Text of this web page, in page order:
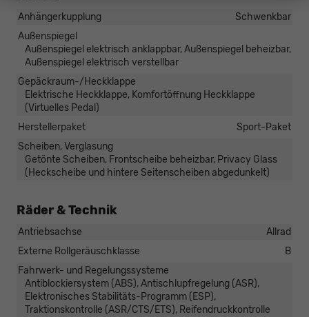
Anhängerkupplung
Schwenkbar
Außenspiegel
Außenspiegel elektrisch anklappbar, Außenspiegel beheizbar,
Außenspiegel elektrisch verstellbar
Gepäckraum-/Heckklappe
Elektrische Heckklappe, Komfortöffnung Heckklappe
(Virtuelles Pedal)
Herstellerpaket
Sport-Paket
Scheiben, Verglasung
Getönte Scheiben, Frontscheibe beheizbar, Privacy Glass
(Heckscheibe und hintere Seitenscheiben abgedunkelt)
Räder & Technik
Antriebsachse
Allrad
Externe Rollgeräuschklasse
B
Fahrwerk- und Regelungssysteme
Antiblockiersystem (ABS), Antischlupfregelung (ASR),
Elektronisches Stabilitäts-Programm (ESP),
Traktionskontrolle (ASR/CTS/ETS), Reifendruckkontrolle